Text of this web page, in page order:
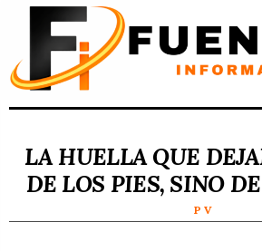
LA HUELLA QUE
DE LOS PIES, SINO
P V